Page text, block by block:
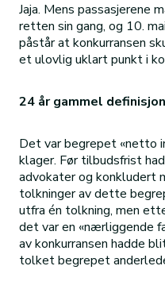
Jaja. Mens passasjerene
retten sin gang, og 10.
påstår at konkurransen
et ulovlig uklart punkt i
24 år gammel definisjon
Det var begrepet «netto
klager. Før tilbudsfrist
advokater og konkludert
tolkninger av dette
utfra én tolkning, men
det var en «nærliggende
av konkurransen hadde
tolket begrepet